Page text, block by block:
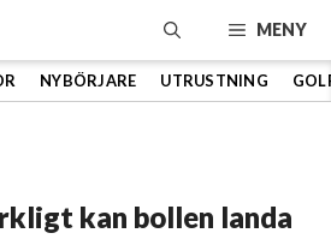
MENY
NYBÖRJARE UTRUSTNING
kan bollen landa